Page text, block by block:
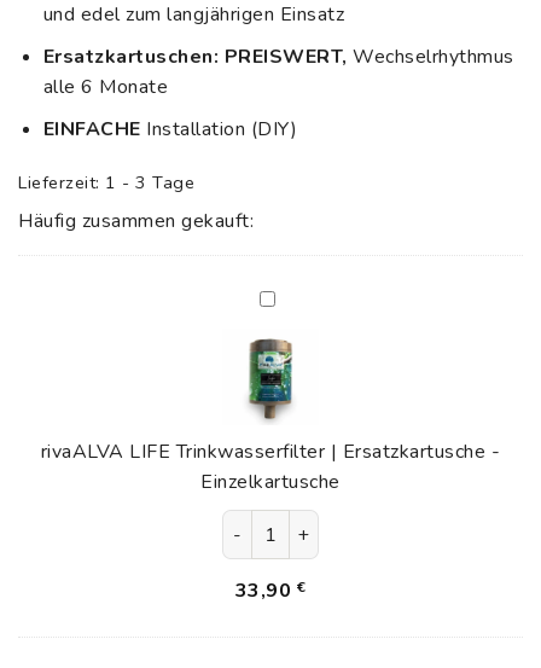
und edel zum langjährigen Einsatz
Ersatzkartuschen: PREISWERT, Wechselrhythmus
alle 6 Monate
EINFACHE Installation (DIY)
Lieferzeit: 1 - 3 Tage
Häufig zusammen gekauft:
rivaALVA
Trinkwasserfilter
|
Ersatzkartusche
Einzelkartusche
rivaALVA LIFE Trinkwasserfilter | Ersatzkartusche -
Einzelkartusche
rivaALVA LIFE Trinkwasserfilter |
33,90 €